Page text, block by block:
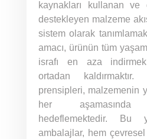
kaynakları kullanan ve
destekleyen malzeme
sistem olarak
amacı, ürünün tüm
israfı en aza
ortadan
prensipleri, malzemenin
her aşamasında
hedeflemektedir. Bu
ambalajlar, hem